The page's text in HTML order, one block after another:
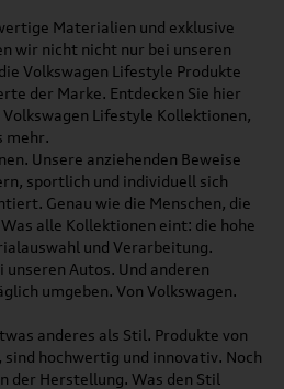
Materialien und exklusive
wir nicht nicht nur bei unseren
Volkswagen Lifestyle Produkte
der Marke. Entdecken Sie hier
Lifestyle Kollektionen,
mehr.
Unsere anziehenden Beweise
sportlich und individuell sich
Genau wie die Menschen, die
alle Kollektionen eint: die hohe
und Verarbeitung.
Autos. Und anderen
umgeben. Von Volkswagen.
anderes als Stil. Produkte von
sind hochwertig und innovativ. Noch
der Herstellung. Was den Stil